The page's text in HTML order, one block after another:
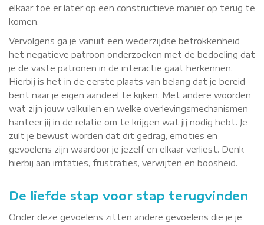
elkaar toe er later op een constructieve manier op terug te
komen.
Vervolgens ga je vanuit een wederzijdse betrokkenheid
het negatieve patroon onderzoeken met de bedoeling dat
je de vaste patronen in de interactie gaat herkennen.
Hierbij is het in de eerste plaats van belang dat je bereid
bent naar je eigen aandeel te kijken. Met andere woorden
wat zijn jouw valkuilen en welke overlevingsmechanismen
hanteer jij in de relatie om te krijgen wat jij nodig hebt. Je
zult je bewust worden dat dit gedrag, emoties en
gevoelens zijn waardoor je jezelf en elkaar verliest. Denk
hierbij aan irritaties, frustraties, verwijten en boosheid.
De liefde stap voor stap terugvinden
Onder deze gevoelens zitten andere gevoelens die je je